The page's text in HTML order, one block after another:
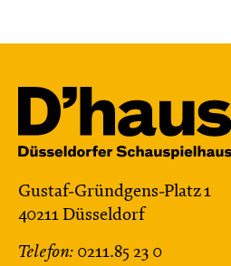
Gustaf-Gründgens-Platz 1
40211 Düsseldorf
Telefon: 0211.85 23 0